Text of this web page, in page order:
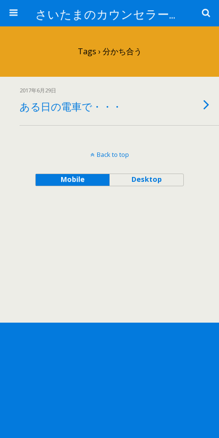
さいたまのカウンセラー日記
Tags › 分かち合う
2017年6月29日
ある日の電車で・・・
Back to top
Mobile Desktop